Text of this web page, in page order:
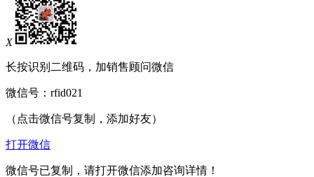
X
长按识别二维码，加销售顾问微信
微信号： rfid021
（点击微信号复制，添加好友）
打开微信
微信号已复制，请打开微信添加咨询详情！